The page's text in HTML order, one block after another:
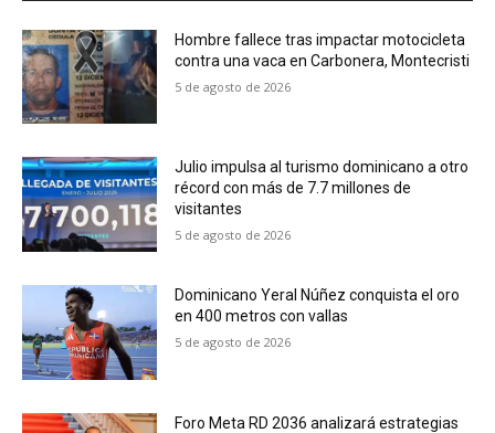
Hombre fallece tras impactar motocicleta
contra una vaca en Carbonera, Montecristi
5 de agosto de 2026
Julio impulsa al turismo dominicano a otro
récord con más de 7.7 millones de
visitantes
5 de agosto de 2026
Dominicano Yeral Núñez conquista el oro
en 400 metros con vallas
5 de agosto de 2026
Foro Meta RD 2036 analizará estrategias